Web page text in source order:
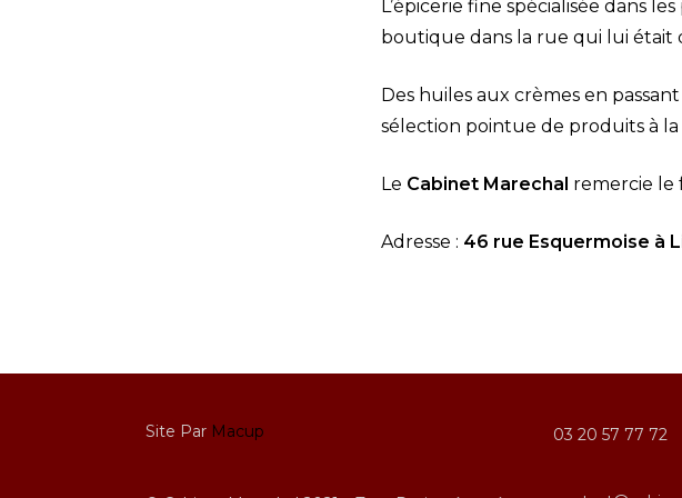
L’épicerie fine spécialisée dans
boutique dans la rue qui lui était
Des huiles aux crèmes en
sélection pointue de produits à
Le Cabinet Marechal remercie le
Adresse : 46 rue Esquermoise à
Site Par Macup 03 20 57 77 72